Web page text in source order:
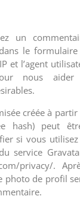
un
le
et l’agent
nous
créée à
hash) peut
si vous
service
privacy/.
photo de profil